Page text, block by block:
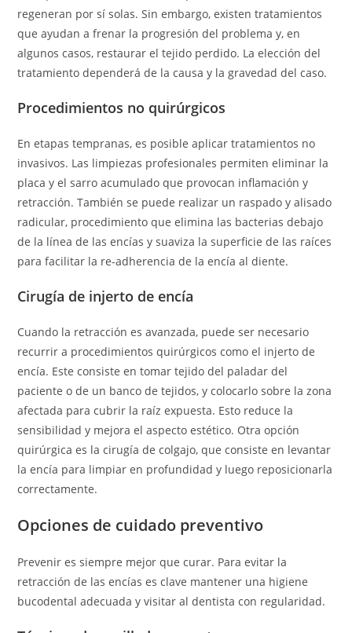
regeneran por sí solas. Sin embargo, existen tratamientos
que ayudan a frenar la progresión del problema y, en
algunos casos, restaurar el tejido perdido. La elección del
tratamiento dependerá de la causa y la gravedad del caso.
Procedimientos no quirúrgicos
En etapas tempranas, es posible aplicar tratamientos no
invasivos. Las limpiezas profesionales permiten eliminar la
placa y el sarro acumulado que provocan inflamación y
retracción. También se puede realizar un raspado y alisado
radicular, procedimiento que elimina las bacterias debajo
de la línea de las encías y suaviza la superficie de las raíces
para facilitar la re-adherencia de la encía al diente.
Cirugía de injerto de encía
Cuando la retracción es avanzada, puede ser necesario
recurrir a procedimientos quirúrgicos como el injerto de
encía. Este consiste en tomar tejido del paladar del
paciente o de un banco de tejidos, y colocarlo sobre la zona
afectada para cubrir la raíz expuesta. Esto reduce la
sensibilidad y mejora el aspecto estético. Otra opción
quirúrgica es la cirugía de colgajo, que consiste en levantar
la encía para limpiar en profundidad y luego reposicionarla
correctamente.
Opciones de cuidado preventivo
Prevenir es siempre mejor que curar. Para evitar la
retracción de las encías es clave mantener una higiene
bucodental adecuada y visitar al dentista con regularidad.